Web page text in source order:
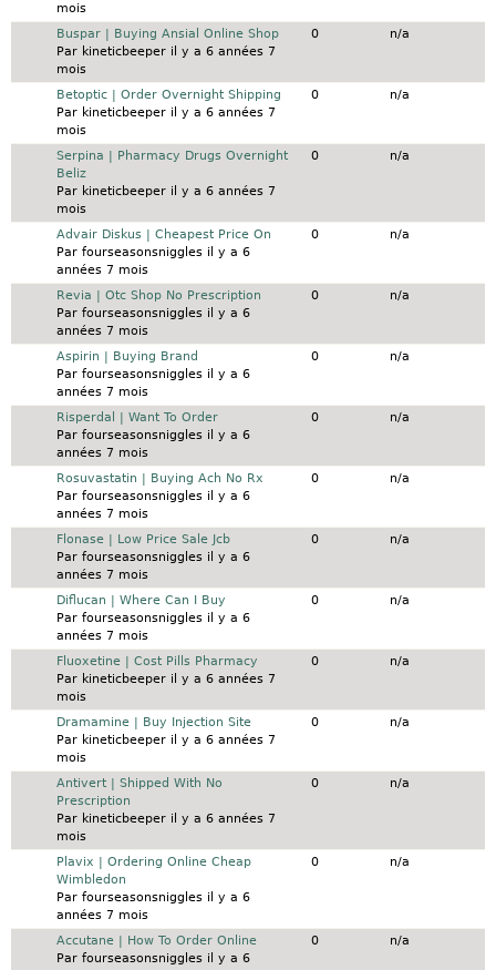
mois
Sujet normalBuspar | Buying Ansial Online Shop
Par kineticbeeperil y a 6 années 7
mois
0 n/a
Sujet normalBetoptic | Order Overnight Shipping
Par kineticbeeperil y a 6 années 7
mois
0 n/a
Sujet normal
Serpina | Pharmacy Drugs Overnight
Beliz
Par kineticbeeperil y a 6 années 7
mois
0 n/a
Sujet normal
Advair Diskus | Cheapest Price On
Par fourseasonsnigglesil y a 6
années 7 mois
0 n/a
Sujet normalRevia | Otc Shop No Prescription
Par fourseasonsnigglesil y a 6
années 7 mois
0 n/a
Sujet normal
Aspirin | Buying Brand
Par fourseasonsnigglesil y a 6
années 7 mois
0 n/a
Sujet normalRisperdal | Want To Order
Par fourseasonsnigglesil y a 6
années 7 mois
0 n/a
Sujet normalRosuvastatin | Buying Ach No Rx
Par fourseasonsnigglesil y a 6
années 7 mois
0 n/a
Sujet normalFlonase | Low Price Sale Jcb
Par fourseasonsnigglesil y a 6
années 7 mois
0 n/a
Sujet normalDiflucan | Where Can I Buy
Par fourseasonsnigglesil y a 6
années 7 mois
0 n/a
Sujet normalFluoxetine | Cost Pills Pharmacy
Par kineticbeeperil y a 6 années 7
mois
0 n/a
Sujet normalDramamine | Buy Injection Site
Par kineticbeeperil y a 6 années 7
mois
0 n/a
Sujet normal
Antivert | Shipped With No
Prescription
Par kineticbeeperil y a 6 années 7
mois
0 n/a
Sujet normalPlavix | Ordering Online Cheap
Wimbledon
Par fourseasonsnigglesil y a 6
années 7 mois
0 n/a
Sujet normal
Accutane | How To Order Online
Par fourseasonsnigglesil y a 6
0 n/a